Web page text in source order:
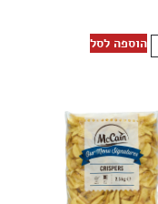
הוספה לסל